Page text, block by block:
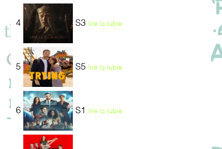
4 S3 lire la lubie
5 S5 lire la lubie
6 S1 lire la lubie